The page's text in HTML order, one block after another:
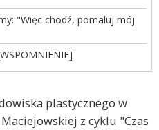
"Więc chodź, pomaluj mój
plastycznego w
z cyklu "Czas